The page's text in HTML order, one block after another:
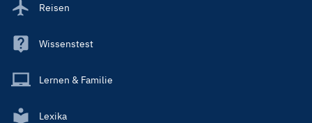
Reisen
Wissenstest
Lernen & Familie
Lexika